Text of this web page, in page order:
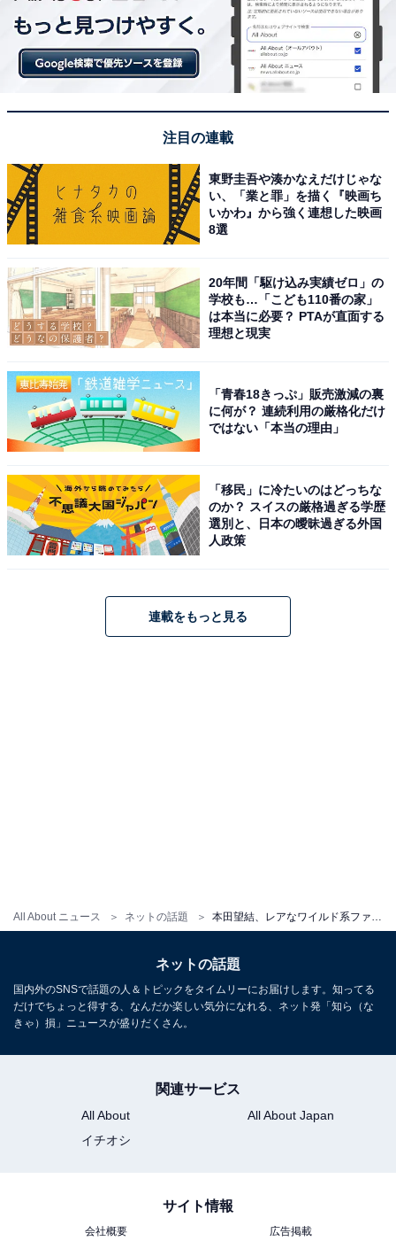
All About ニュース ネットの話題 本田望結、レアなワイルド系ファッションで「奇跡の前髪」披露！ 「韓流スターみたい」「もはやアート」
注目の連載
東野圭吾や湊かなえだけじゃな
い、「業と罪」を描く『映画ち
いかわ』から強く連想した映画
8選
20年間「駆け込み実績ゼロ」の
学校も…「こども110番の家」
は本当に必要？ PTAが直面する
理想と現実
「青春18きっぷ」販売激減の裏
に何が？ 連続利用の厳格化だけ
ではない「本当の理由」
「移民」に冷たいのはどっちな
のか？ スイスの厳格過ぎる学歴
選別と、日本の曖昧過ぎる外国
人政策
連載をもっと見る
ネットの話題
国内外のSNSで話題の人＆トピックをタイムリーにお届けします。知ってる
だけでちょっと得する、なんだか楽しい気分になれる、ネット発「知ら（な
きゃ）損」ニュースが盛りだくさん。
関連サービス
All About
All About Japan
イチオシ
サイト情報
会社概要 広告掲載